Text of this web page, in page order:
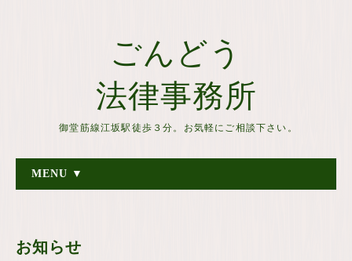
ごんどう
法律事務所
御堂筋線江坂駅徒歩３分。お気軽にご相談下さい。
MENU ▼
お知らせ